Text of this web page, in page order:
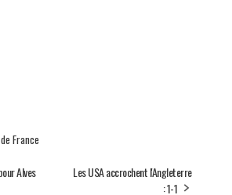
France
Alves
Les USA accrochent l'Angleterre
: 1-1